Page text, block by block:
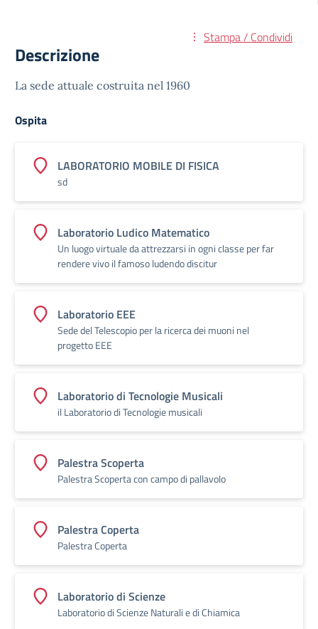
Stampa / Condividi
Descrizione
La sede attuale costruita nel 1960
Ospita
LABORATORIO MOBILE DI FISICA
sd
Laboratorio Ludico Matematico
Un luogo virtuale da attrezzarsi in ogni classe per far
rendere vivo il famoso ludendo discitur
Laboratorio EEE
Sede del Telescopio per la ricerca dei muoni nel
progetto EEE
Laboratorio di Tecnologie Musicali
il Laboratorio di Tecnologie musicali
Palestra Scoperta
Palestra Scoperta con campo di pallavolo
Palestra Coperta
Palestra Coperta
Laboratorio di Scienze
Laboratorio di Scienze Naturali e di Chiamica